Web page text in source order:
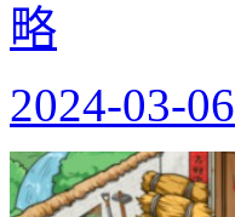
略
2024-03-06